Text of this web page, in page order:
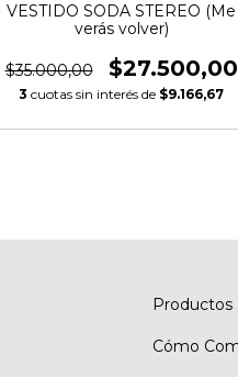
VESTIDO SODA STEREO (Me
verás volver)
$35.000,00 $27.500,00
3 cuotas sin interés de $9.166,67
Productos
Cómo